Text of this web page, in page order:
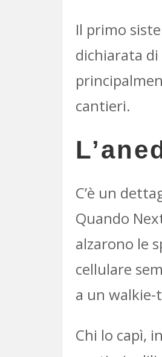
Il primo
dichiarata
cantieri.
C’è un
Quando
alzarono le
cellulare
a un
Chi lo capì,